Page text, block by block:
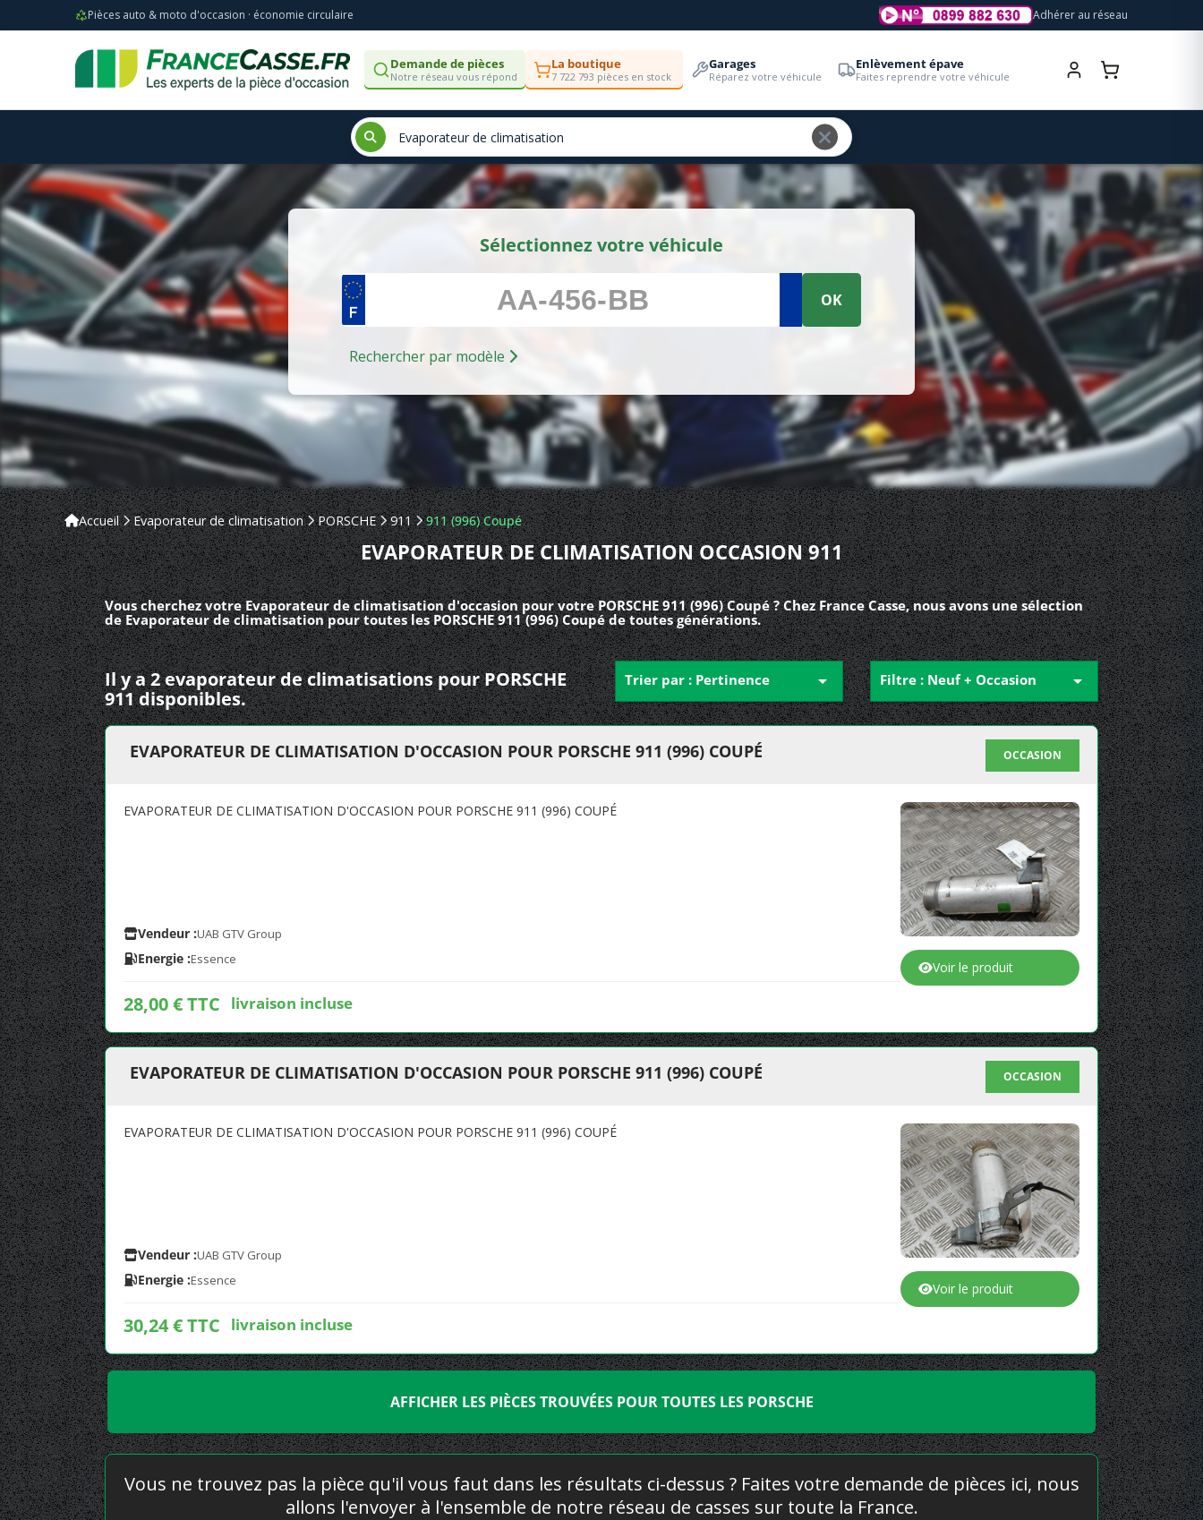
Pièces auto & moto d'occasion · économie circulaire Adhérer au réseau
Demande de pièces
Notre réseau vous répond
La boutique
7 722 793 pièces en stock
Garages
Réparez votre véhicule
Enlèvement épave
Faites reprendre votre véhicule
Sélectionnez votre véhicule
OK
Rechercher par modèle
Accueil Evaporateur de climatisation PORSCHE 911 911 (996) Coupé
EVAPORATEUR DE CLIMATISATION OCCASION 911
Vous cherchez votre Evaporateur de climatisation d'occasion pour votre PORSCHE 911 (996) Coupé ? Chez France Casse, nous avons une sélection
de Evaporateur de climatisation pour toutes les PORSCHE 911 (996) Coupé de toutes générations.
Il y a 2 evaporateur de climatisations pour PORSCHE
911 disponibles.
Trier par : Pertinence  Filtre : Neuf + Occasion 
EVAPORATEUR DE CLIMATISATION D'OCCASION POUR PORSCHE 911 (996) COUPÉ OCCASION
EVAPORATEUR DE CLIMATISATION D'OCCASION POUR PORSCHE 911 (996) COUPÉ
Vendeur :UAB GTV Group
Energie :Essence
28,00 € TTC livraison incluse
Voir le produit
EVAPORATEUR DE CLIMATISATION D'OCCASION POUR PORSCHE 911 (996) COUPÉ OCCASION
EVAPORATEUR DE CLIMATISATION D'OCCASION POUR PORSCHE 911 (996) COUPÉ
Vendeur :UAB GTV Group
Energie :Essence
30,24 € TTC livraison incluse
Voir le produit
AFFICHER LES PIÈCES TROUVÉES POUR TOUTES LES PORSCHE
Vous ne trouvez pas la pièce qu'il vous faut dans les résultats ci-dessus ? Faites votre demande de pièces ici, nous
allons l'envoyer à l'ensemble de notre réseau de casses sur toute la France.